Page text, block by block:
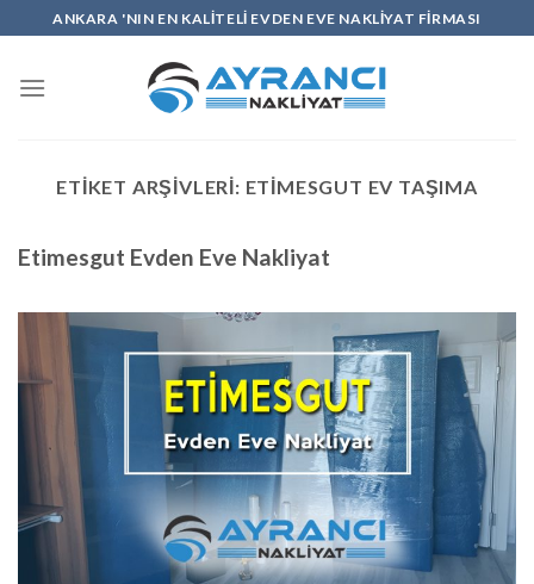
atla
ANKARA 'NIN EN KALİTELİ EVDEN EVE NAKLİYAT FİRMASI
ETIKET ARŞIVLERI: ETIMESGUT EV TAŞIMA
Etimesgut Evden Eve Nakliyat